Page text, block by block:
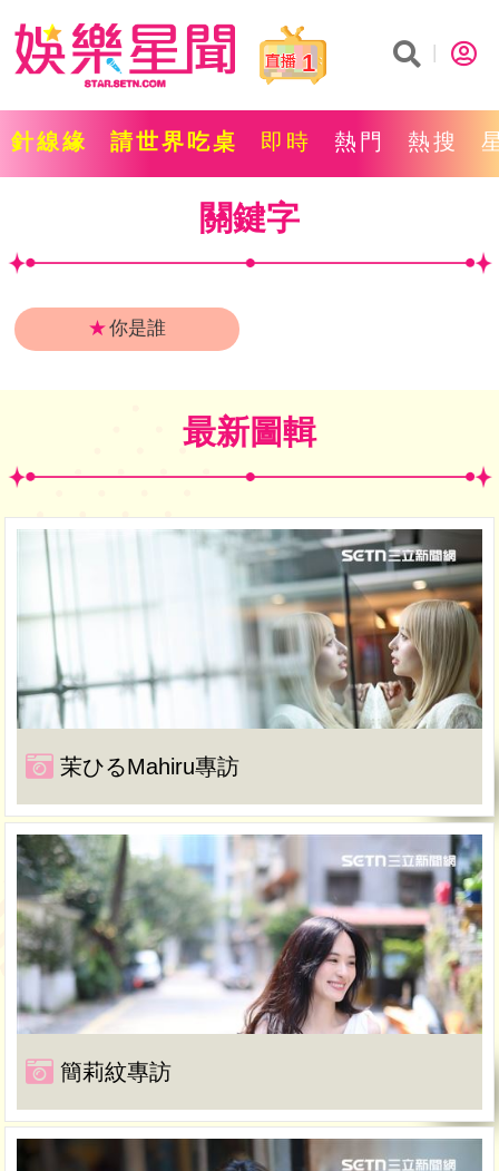
1
針線緣 請世界吃桌 即時 熱門 熱搜
關鍵字
★你是誰
最新圖輯
茉ひるMahiru專訪
簡莉紋專訪